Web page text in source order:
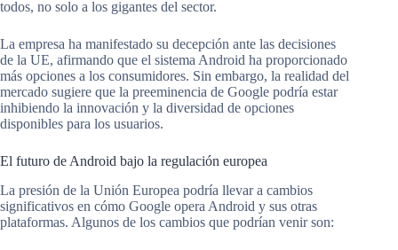
todos, no solo a los gigantes del sector.
La empresa ha manifestado su decepción ante las decisiones
de la UE, afirmando que el sistema Android ha proporcionado
más opciones a los consumidores. Sin embargo, la realidad del
mercado sugiere que la preeminencia de Google podría estar
inhibiendo la innovación y la diversidad de opciones
disponibles para los usuarios.
El futuro de Android bajo la regulación europea
La presión de la Unión Europea podría llevar a cambios
significativos en cómo Google opera Android y sus otras
plataformas. Algunos de los cambios que podrían venir son: